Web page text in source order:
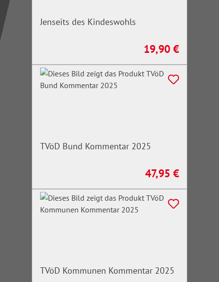
Jenseits des Kindeswohls
Regulärer Preis:
19,90 €
TVöD Bund Kommentar 2025
Regulärer Preis:
47,95 €
TVöD Kommunen Kommentar 2025